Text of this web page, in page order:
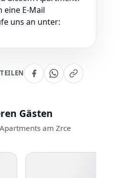
eine E-Mail
uns an unter:
TEILEN
Gästen
am Zrce